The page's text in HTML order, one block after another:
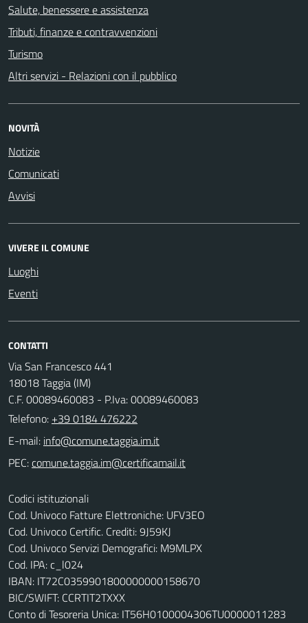
Salute, benessere e assistenza
Tributi, finanze e contravvenzioni
Turismo
Altri servizi - Relazioni con il pubblico
NOVITÀ
Notizie
Comunicati
Avvisi
VIVERE IL COMUNE
Luoghi
Eventi
CONTATTI
Via San Francesco 441
18018 Taggia (IM)
C.F. 00089460083 - P.Iva: 00089460083
Telefono: +39 0184 476222
E-mail:
PEC:
Codici istituzionali
Cod. Univoco Fatture Elettroniche: UFV3EO
Cod. Univoco Certific. Crediti: 9J59KJ
Cod. Univoco Servizi Demografici: M9MLPX
Cod. IPA: c_l024
IBAN: IT72C0359901800000000158670
BIC/SWIFT: CCRTIT2TXXX
Conto di Tesoreria Unica: IT56H0100004306TU0000011283